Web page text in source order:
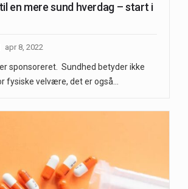
en mere sund hverdag – start i
apr 8, 2022
sponsoreret. Sundhed betyder ikke
fysiske velvære, det er også…